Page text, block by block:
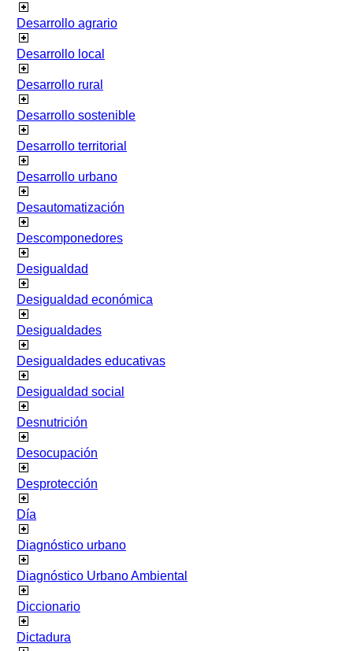
Desarrollo agrario
Desarrollo local
Desarrollo rural
Desarrollo sostenible
Desarrollo territorial
Desarrollo urbano
Desautomatización
Descomponedores
Desigualdad
Desigualdad económica
Desigualdades
Desigualdades educativas
Desigualdad social
Desnutrición
Desocupación
Desprotección
Día
Diagnóstico urbano
Diagnóstico Urbano Ambiental
Diccionario
Dictadura